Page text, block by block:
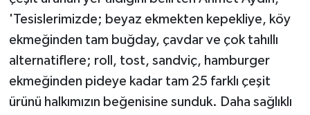
'Tesislerimizde; beyaz ekmekten kepekliye, köy
ekmeğinden tam buğday, çavdar ve çok tahıllı
alternatiflere; roll, tost, sandviç, hamburger
ekmeğinden pideye kadar tam 25 farklı çeşit
ürünü halkımızın beğenisine sunduk. Daha sağlıklı